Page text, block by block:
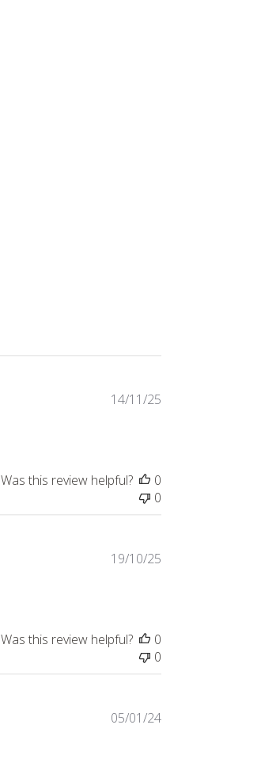
Published
14/11/25
Was this review helpful?
0
0
Published
19/10/25
Was this review helpful?
0
0
Published
05/01/24